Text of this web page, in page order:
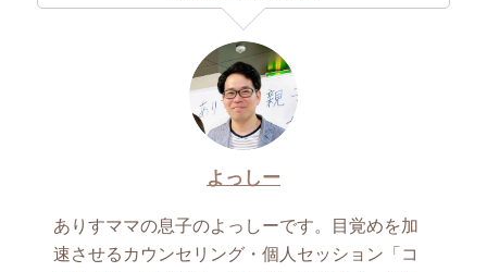
よっしー
ありすママの息子のよっしーです。目覚めを加
速させるカウンセリング・個人セッション「コ